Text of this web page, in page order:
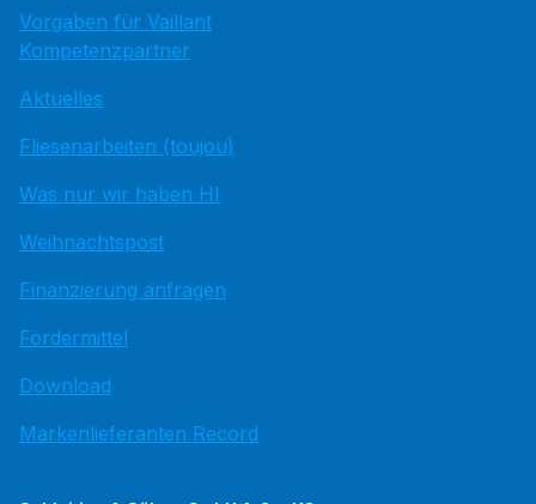
Vorgaben für Vaillant
Kompetenzpartner
Aktuelles
Fliesenarbeiten (toujou)
Was nur wir haben HI
Weihnachtspost
Finanzierung anfragen
Fördermittel
Download
Markenlieferanten Record